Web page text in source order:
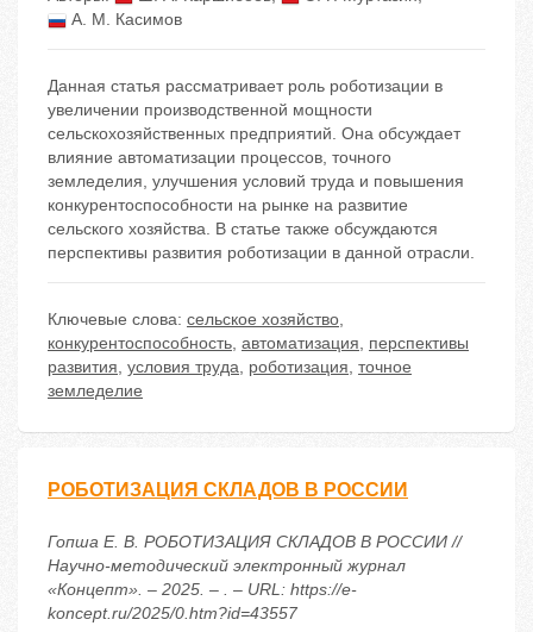
А. М. Касимов
Данная статья рассматривает роль роботизации в
увеличении производственной мощности
сельскохозяйственных предприятий. Она обсуждает
влияние автоматизации процессов, точного
земледелия, улучшения условий труда и повышения
конкурентоспособности на рынке на развитие
сельского хозяйства. В статье также обсуждаются
перспективы развития роботизации в данной отрасли.
Ключевые слова: сельское хозяйство,
конкурентоспособность, автоматизация, перспективы
развития, условия труда, роботизация, точное
земледелие
РОБОТИЗАЦИЯ СКЛАДОВ В РОССИИ
Гопша Е. В. РОБОТИЗАЦИЯ СКЛАДОВ В РОССИИ //
Научно-методический электронный журнал
«Концепт». – 2025. – . – URL: https://e-
koncept.ru/2025/0.htm?id=43557